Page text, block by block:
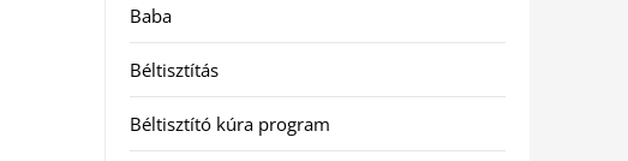
Baba
Béltisztítás
Béltisztító kúra program